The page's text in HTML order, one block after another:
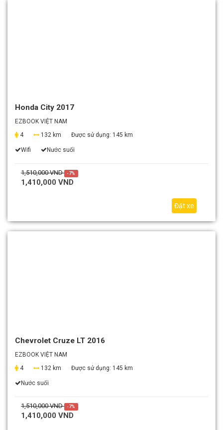
Honda City 2017
EZBOOK VIỆT NAM
4
132 km Được sử dụng: 145 km
Wifi Nước suối
1,510,000 VND -7%
1,410,000 VND
Đặt xe
Chevrolet Cruze LT 2016
EZBOOK VIỆT NAM
4
132 km Được sử dụng: 145 km
Nước suối
1,510,000 VND -7%
1,410,000 VND